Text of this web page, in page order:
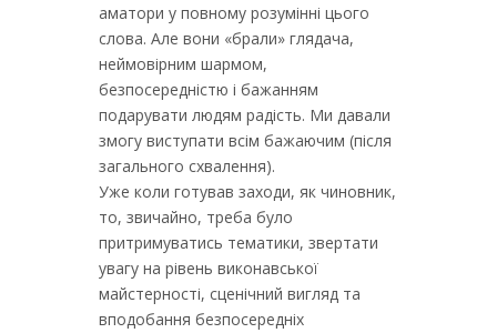
аматори у повному розумінні цього
слова. Але вони «брали» глядача,
неймовірним шармом,
безпосередністю і бажанням
подарувати людям радість. Ми давали
змогу виступати всім бажаючим (після
загального схвалення).
Уже коли готував заходи, як чиновник,
то, звичайно, треба було
притримуватись тематики, звертати
увагу на рівень виконавської
майстерності, сценічний вигляд та
вподобання безпосередніх